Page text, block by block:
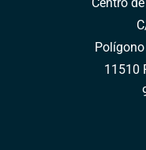
Centro
11510